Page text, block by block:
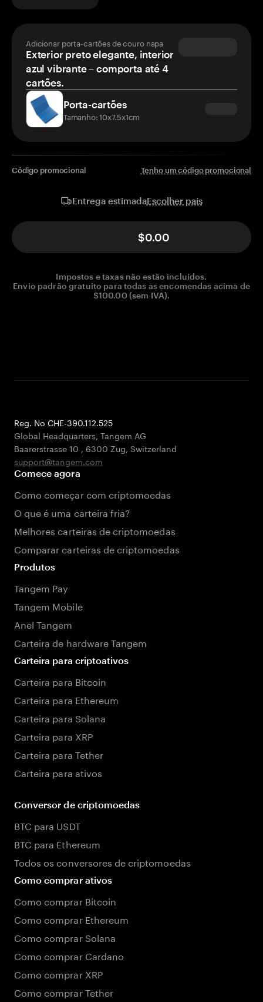
Adicionar porta-cartões de couro napa
Exterior preto elegante, interior
azul vibrante – comporta até 4
cartões.
Porta-cartões
Tamanho: 10x7.5x1cm
Código promocional Tenho um código promocional
Entrega estimadaEscolher país
$0.00
Impostos e taxas não estão incluídos.
Envio padrão gratuito para todas as encomendas acima de
$100.00 (sem IVA).
Reg. No CHE-390.112.525
Global Headquarters, Tangem AG
Baarerstrasse 10 , 6300 Zug, Switzerland
support@tangem.com
Comece agora
Como começar com criptomoedas
O que é uma carteira fria?
Melhores carteiras de criptomoedas
Comparar carteiras de criptomoedas
Produtos
Tangem Pay
Tangem Mobile
Anel Tangem
Carteira de hardware Tangem
Carteira para criptoativos
Carteira para Bitcoin
Carteira para Ethereum
Carteira para Solana
Carteira para XRP
Carteira para Tether
Carteira para ativos
Conversor de criptomoedas
BTC para USDT
BTC para Ethereum
Todos os conversores de criptomoedas
Como comprar ativos
Como comprar Bitcoin
Como comprar Ethereum
Como comprar Solana
Como comprar Cardano
Como comprar XRP
Como comprar Tether